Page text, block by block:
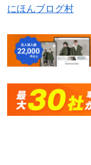
にほんブログ村